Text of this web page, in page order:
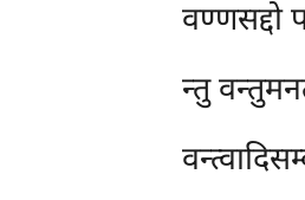
वण्णसद्दो
न्तु